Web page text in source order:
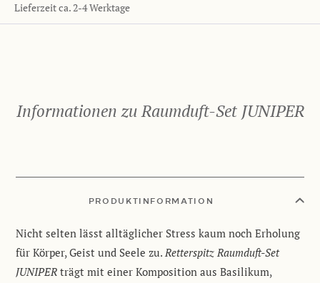
Lieferzeit ca. 2-4 Werktage
Informationen zu Raumduft-Set JUNIPER
PRODUKTINFORMATION
Nicht selten lässt alltäglicher Stress kaum noch Erholung
für Körper, Geist und Seele zu.Retterspitz Raumduft-Set
JUNIPER trägt mit einer Komposition aus Basilikum,